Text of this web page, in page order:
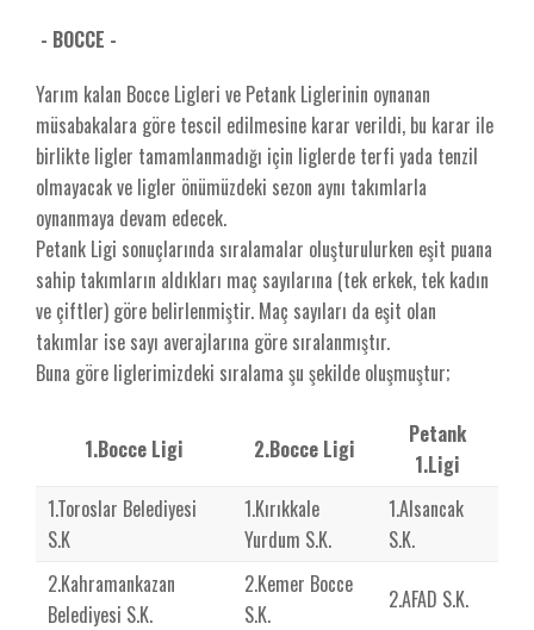
- BOCCE -
Yarım kalan Bocce Ligleri ve Petank Liglerinin oynanan
müsabakalara göre tescil edilmesine karar verildi, bu karar ile
birlikte ligler tamamlanmadığı için liglerde terfi yada tenzil
olmayacak ve ligler önümüzdeki sezon aynı takımlarla
oynanmaya devam edecek.
Petank Ligi sonuçlarında sıralamalar oluşturulurken eşit puana
sahip takımların aldıkları maç sayılarına (tek erkek, tek kadın
ve çiftler) göre belirlenmiştir. Maç sayıları da eşit olan
takımlar ise sayı averajlarına göre sıralanmıştır.
Buna göre liglerimizdeki sıralama şu şekilde oluşmuştur;
1.Bocce Ligi 2.Bocce Ligi
Petank
1.Ligi
1.Toroslar Belediyesi
S.K
1.Kırıkkale
Yurdum S.K.
1.Alsancak
S.K.
2.Kahramankazan
Belediyesi S.K.
2.Kemer Bocce
S.K.
2.AFAD S.K.